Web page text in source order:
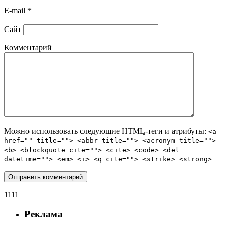
E-mail *
Сайт
Комментарий
Можно использовать следующие HTML-теги и атрибуты: <a
href="" title=""> <abbr title=""> <acronym title="">
<b> <blockquote cite=""> <cite> <code> <del
datetime=""> <em> <i> <q cite=""> <strike> <strong>
1111
Реклама